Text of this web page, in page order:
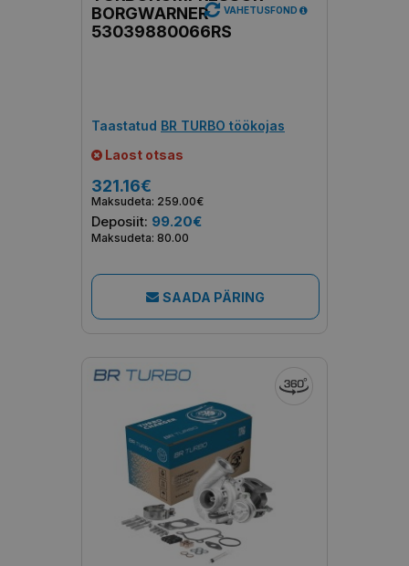
BORGWARNER
53039880066RS
Taastatud BR TURBO töökojas
Laost otsas
321.16€
Maksudeta: 259.00€
Deposiit: 99.20€
Maksudeta: 80.00
VAHETUSFOND
SAADA PÄRING